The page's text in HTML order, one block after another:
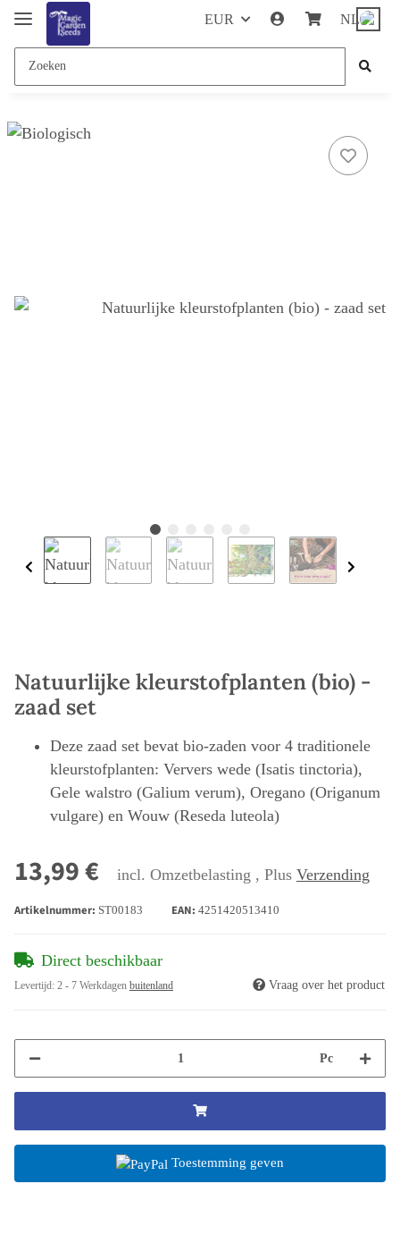
EUR NL
Natuurlijke kleurstofplanten (bio) -
zaad set
Deze zaad set bevat bio-zaden voor 4 traditionele
kleurstofplanten: Ververs wede (Isatis tinctoria),
Gele walstro (Galium verum), Oregano (Origanum
vulgare) en Wouw (Reseda luteola)
13,99 € incl. Omzetbelasting , Plus Verzending
Artikelnummer: ST00183 EAN: 4251420513410
Direct beschikbaar
Levertijd: 2 - 7 Werkdagen buitenland Vraag over het product
Pc
Toestemming geven